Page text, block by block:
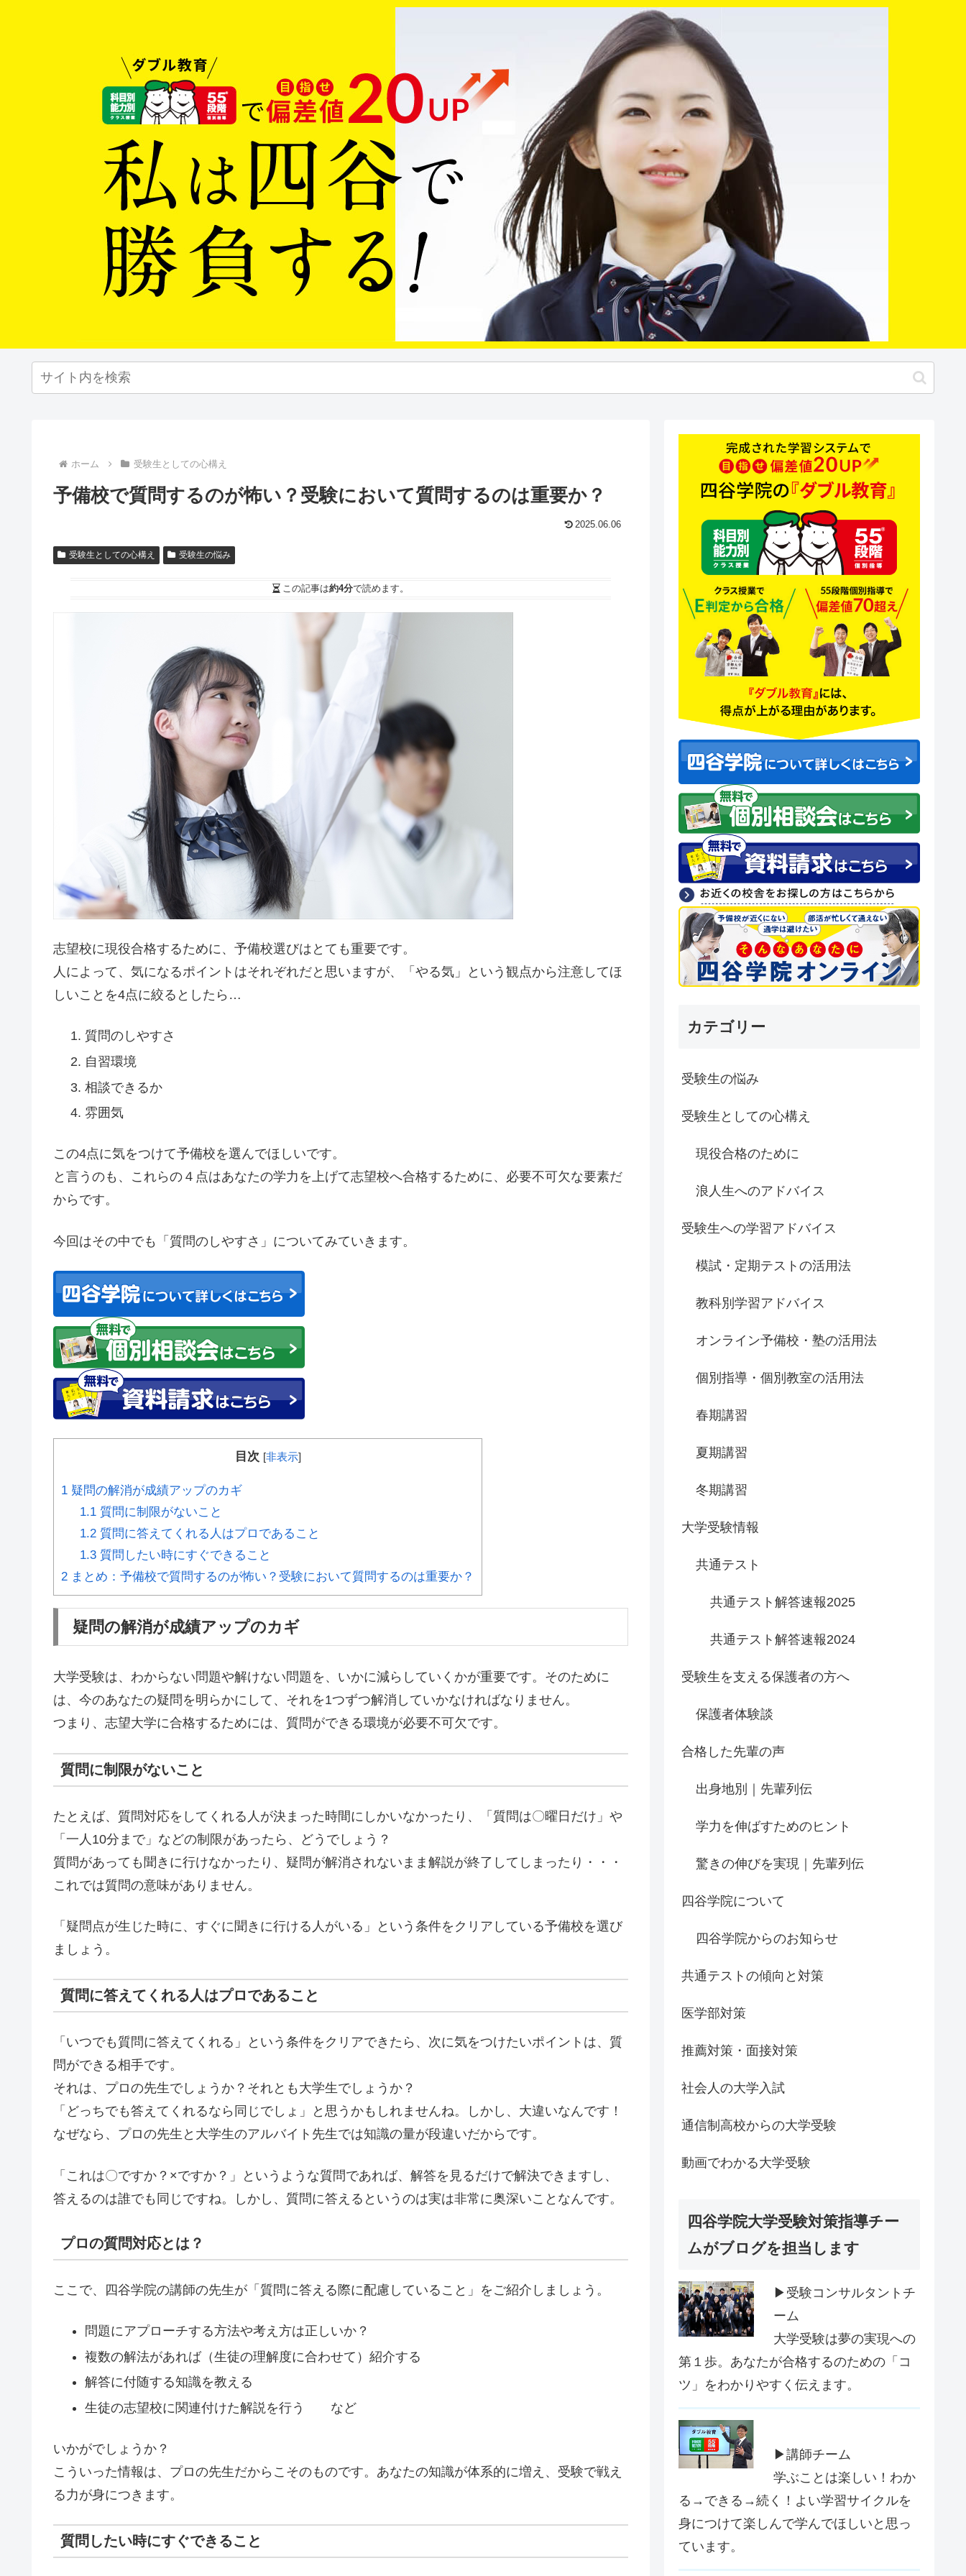
ホーム 受験生としての心構え
予備校で質問するのが怖い？受験において質問するのは重要か？
2025.06.06
受験生としての心構え 受験生の悩み
この記事は約4分で読めます。
志望校に現役合格するために、予備校選びはとても重要です。
人によって、気になるポイントはそれぞれだと思いますが、「やる気」という観点から注意してほ
しいことを4点に絞るとしたら…
質問のしやすさ
自習環境
相談できるか
雰囲気
この4点に気をつけて予備校を選んでほしいです。
と言うのも、これらの４点はあなたの学力を上げて志望校へ合格するために、必要不可欠な要素だ
からです。
今回はその中でも「質問のしやすさ」についてみていきます。
目次 [非表示]
1 疑問の解消が成績アップのカギ
1.1質問に制限がないこと
1.2質問に答えてくれる人はプロであること
1.3質問したい時にすぐできること
2 まとめ：予備校で質問するのが怖い？受験において質問するのは重要か？
疑問の解消が成績アップのカギ
大学受験は、わからない問題や解けない問題を、いかに減らしていくかが重要です。そのために
は、今のあなたの疑問を明らかにして、それを1つずつ解消していかなければなりません。
つまり、志望大学に合格するためには、質問ができる環境が必要不可欠です。
質問に制限がないこと
たとえば、質問対応をしてくれる人が決まった時間にしかいなかったり、「質問は〇曜日だけ」や
「一人10分まで」などの制限があったら、どうでしょう？
質問があっても聞きに行けなかったり、疑問が解消されないまま解説が終了してしまったり・・・
これでは質問の意味がありません。
「疑問点が生じた時に、すぐに聞きに行ける人がいる」という条件をクリアしている予備校を選び
ましょう。
質問に答えてくれる人はプロであること
「いつでも質問に答えてくれる」という条件をクリアできたら、次に気をつけたいポイントは、 質
問ができる相手です。
それは、プロの先生でしょうか？それとも大学生でしょうか？
「どっちでも答えてくれるなら同じでしょ」と思うかもしれませんね。しかし、 大違いなんです！
なぜなら、 プロの先生と大学生のアルバイト先生では知識の量が段違いだからです。
「これは〇ですか？×ですか？」というような質問であれば、解答を見るだけで解決できますし、
答えるのは誰でも同じですね。しかし、質問に答えるというのは実は非常に奥深いことなんです。
プロの質問対応とは？
ここで、四谷学院の講師の先生が「質問に答える際に配慮していること」をご紹介しましょう。
問題にアプローチする方法や考え方は正しいか？
複数の解法があれば（生徒の理解度に合わせて）紹介する
解答に付随する知識を教える
生徒の志望校に関連付けた解説を行う など
いかがでしょうか？
こういった情報は、プロの先生だからこそのものです。あなたの知識が体系的に増え、 受験で戦え
る力が身につきます。
質問したい時にすぐできること
カテゴリー
受験生の悩み
受験生としての心構え
現役合格のために
浪人生へのアドバイス
受験生への学習アドバイス
模試・定期テストの活用法
教科別学習アドバイス
オンライン予備校・塾の活用法
個別指導・個別教室の活用法
春期講習
夏期講習
冬期講習
大学受験情報
共通テスト
共通テスト解答速報2025
共通テスト解答速報2024
受験生を支える保護者の方へ
保護者体験談
合格した先輩の声
出身地別｜先輩列伝
学力を伸ばすためのヒント
驚きの伸びを実現｜先輩列伝
四谷学院について
四谷学院からのお知らせ
共通テストの傾向と対策
医学部対策
推薦対策・面接対策
社会人の大学入試
通信制高校からの大学受験
動画でわかる大学受験
四谷学院大学受験対策指導チー
ムがブログを担当します
▶受験コンサルタントチ
ーム
大学受験は夢の実現への
第１歩。あなたが合格するのための「コ
ツ」をわかりやすく伝えます。
▶講師チーム
学ぶことは楽しい！わか
る→できる→続く！よい学習サイクルを
身につけて楽しんで学んでほしいと思っ
ています。